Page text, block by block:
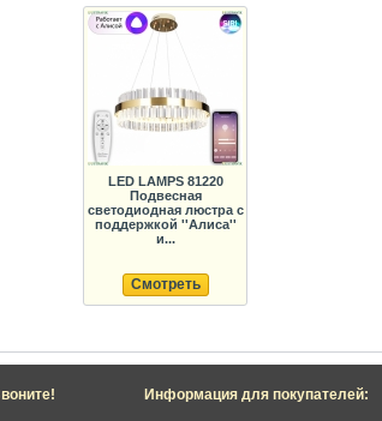
LED LAMPS 81220
Подвесная
светодиодная люстра с
поддержкой ''Алиса''
и...
Смотреть
Информация для покупателей: